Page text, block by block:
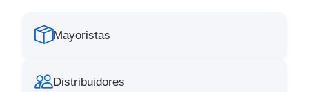
Mayoristas
Distribuidores